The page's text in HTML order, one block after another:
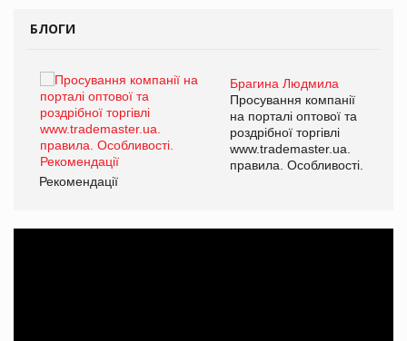
БЛОГИ
Брагина Людмила
Просування компанії
на порталі оптової та
роздрібної торгівлі
www.trademaster.ua.
правила. Особливості.
Рекомендації